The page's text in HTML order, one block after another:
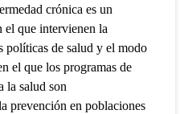
crónica es un
el que intervienen la
políticas de salud y el modo
el que los programas de
la salud son
prevención en poblaciones